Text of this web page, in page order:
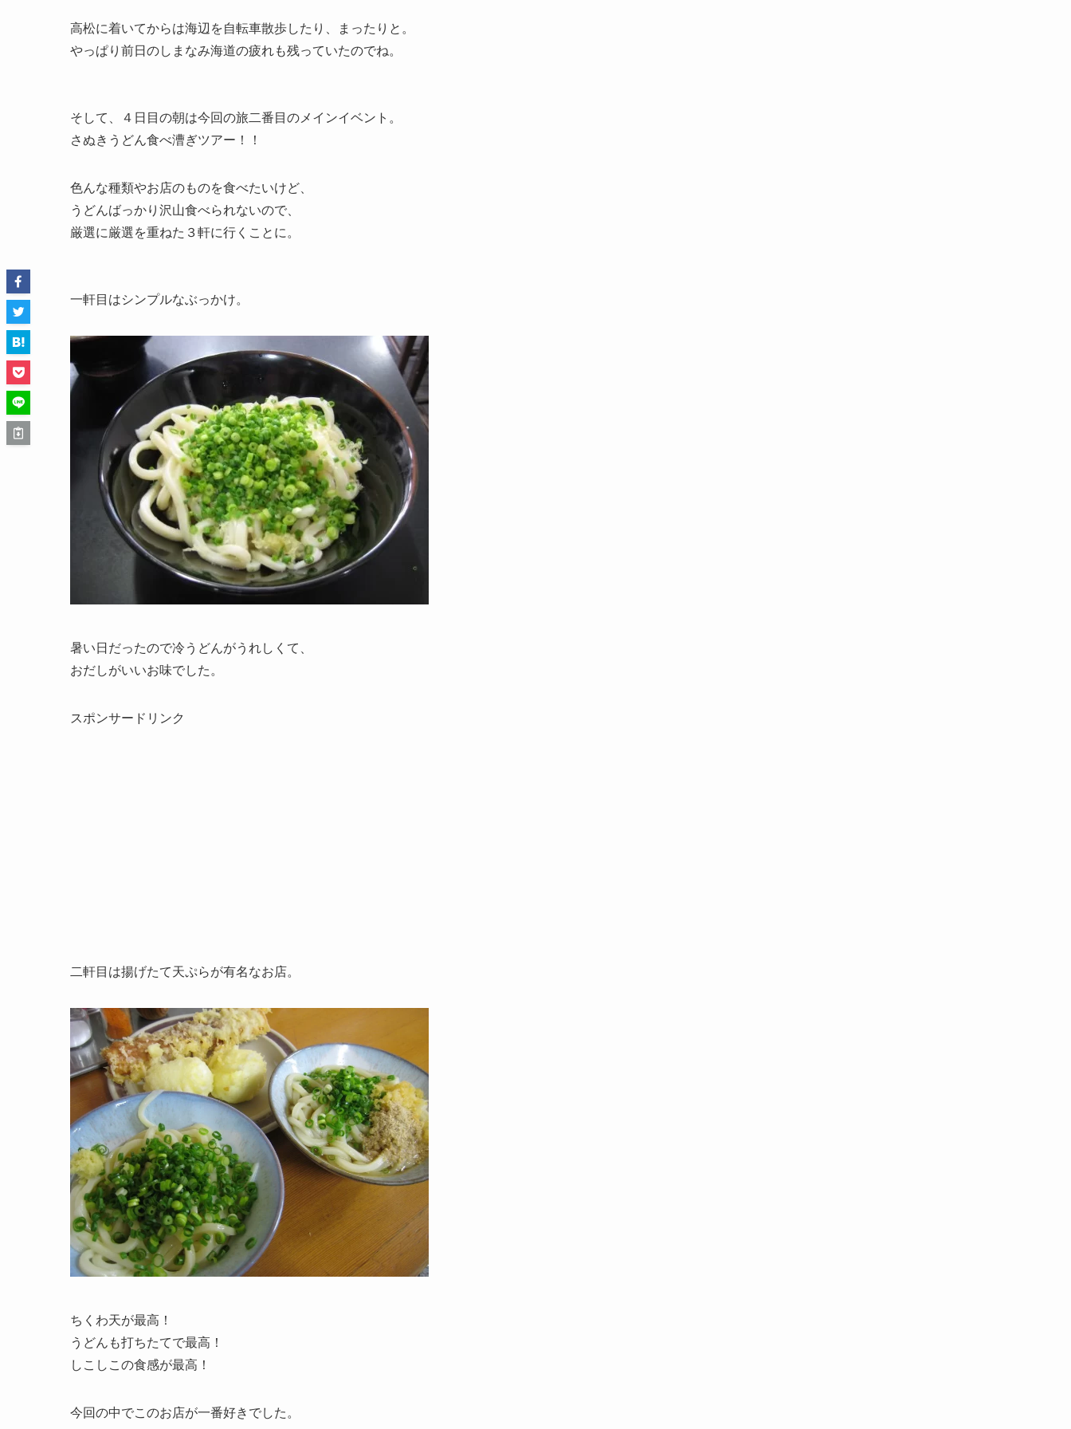
高松に着いてからは海辺を自転車散歩したり、まったりと。
やっぱり前日のしまなみ海道の疲れも残っていたのでね。
そして、４日目の朝は今回の旅二番目のメインイベント。
さぬきうどん食べ漕ぎツアー！！
色んな種類やお店のものを食べたいけど、
うどんばっかり沢山食べられないので、
厳選に厳選を重ねた３軒に行くことに。
一軒目はシンプルなぶっかけ。
暑い日だったので冷うどんがうれしくて、
おだしがいいお味でした。
スポンサードリンク
二軒目は揚げたて天ぷらが有名なお店。
ちくわ天が最高！
うどんも打ちたてで最高！
しこしこの食感が最高！
今回の中でこのお店が一番好きでした。